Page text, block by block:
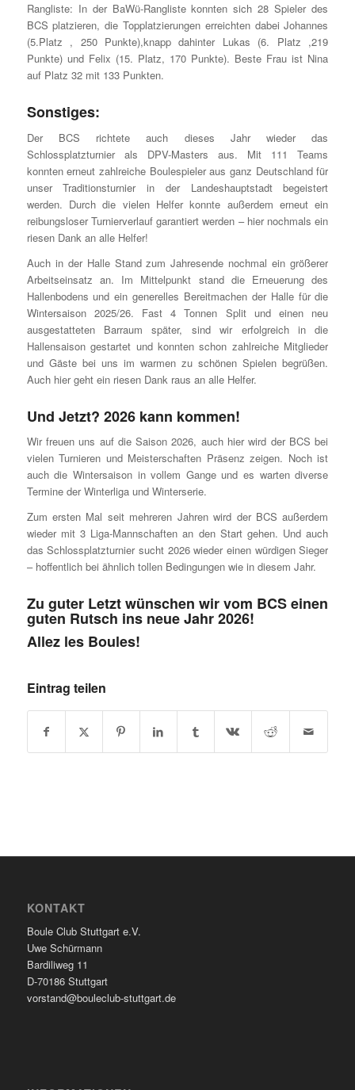
Rangliste: In der BaWü-Rangliste konnten sich 28 Spieler des
BCS platzieren, die Topplatzierungen erreichten dabei Johannes
(5.Platz , 250 Punkte),knapp dahinter Lukas (6. Platz ,219
Punkte) und Felix (15. Platz, 170 Punkte). Beste Frau ist Nina
auf Platz 32 mit 133 Punkten.
Sonstiges:
Der BCS richtete auch dieses Jahr wieder das
Schlossplatzturnier als DPV-Masters aus. Mit 111 Teams
konnten erneut zahlreiche Boulespieler aus ganz Deutschland für
unser Traditionsturnier in der Landeshauptstadt begeistert
werden. Durch die vielen Helfer konnte außerdem erneut ein
reibungsloser Turnierverlauf garantiert werden – hier nochmals ein
riesen Dank an alle Helfer!
Auch in der Halle Stand zum Jahresende nochmal ein größerer
Arbeitseinsatz an. Im Mittelpunkt stand die Erneuerung des
Hallenbodens und ein generelles Bereitmachen der Halle für die
Wintersaison 2025/26. Fast 4 Tonnen Split und einen neu
ausgestatteten Barraum später, sind wir erfolgreich in die
Hallensaison gestartet und konnten schon zahlreiche Mitglieder
und Gäste bei uns im warmen zu schönen Spielen begrüßen.
Auch hier geht ein riesen Dank raus an alle Helfer.
Und Jetzt? 2026 kann kommen!
Wir freuen uns auf die Saison 2026, auch hier wird der BCS bei
vielen Turnieren und Meisterschaften Präsenz zeigen. Noch ist
auch die Wintersaison in vollem Gange und es warten diverse
Termine der Winterliga und Winterserie.
Zum ersten Mal seit mehreren Jahren wird der BCS außerdem
wieder mit 3 Liga-Mannschaften an den Start gehen. Und auch
das Schlossplatzturnier sucht 2026 wieder einen würdigen Sieger
– hoffentlich bei ähnlich tollen Bedingungen wie in diesem Jahr.
Zu guter Letzt wünschen wir vom BCS einen
guten Rutsch ins neue Jahr 2026!
Allez les Boules!
Eintrag teilen
KONTAKT
Boule Club Stuttgart e.V.
Uwe Schürmann
Bardiliweg 11
D-70186 Stuttgart
vorstand@bouleclub-stuttgart.de